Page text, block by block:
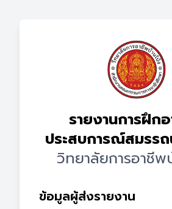
รายงานการฝึก
ประสบการณ์สมรร
วิทยาลัยการอาชีพ
ข้อมูลผู้ส่งรายงาน